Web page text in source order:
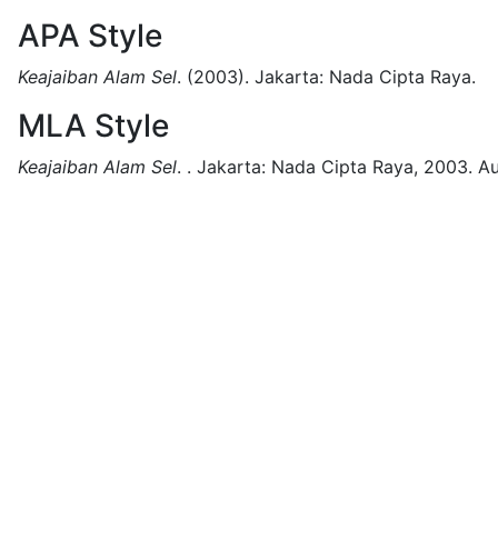
APA Style
Keajaiban Alam Sel. (2003). Jakarta: Nada Cipta Raya.
MLA Style
Keajaiban Alam Sel. . Jakarta: Nada Cipta Raya, 2003.